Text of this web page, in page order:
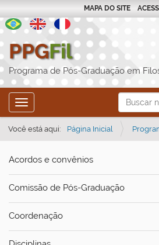
PPGFil
Programa de Pós-Graduação em
Busca
Busca
MAPA DO SITE
Toggle navigation
Você está aqui: Página Inicial
Acordos e convênios
Comissão de Pós-Graduação
Coordenação